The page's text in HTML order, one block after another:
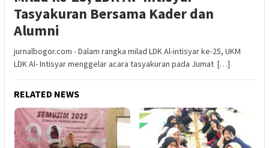
Tasyakuran Bersama Kader dan
Alumni
jurnalbogor.com - Dalam rangka milad LDK Al-intisyar ke-25, UKM
LDK Al- Intisyar menggelar acara tasyakuran pada Jumat […]
RELATED NEWS